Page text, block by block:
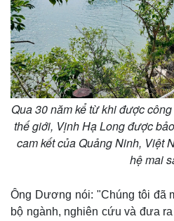
Qua 30 năm kể từ khi được
thế giới, Vịnh Hạ Long được
cam kết của Quảng Ninh, Việt
hệ mai
Ông Dương nói: "Chúng tôi đã
bộ ngành, nghiên cứu và đưa